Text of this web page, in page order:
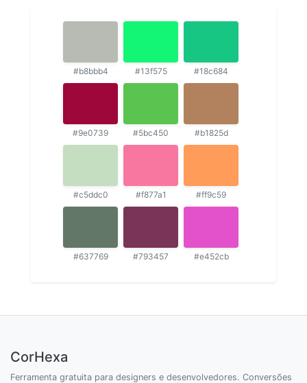
#b8bbb4 #13f575 #18c684
#9e0739 #5bc450 #b1825d
#c5ddc0 #f877a1 #ff9c59
#637769 #793457 #e452cb
CorHexa
Ferramenta gratuita para designers e desenvolvedores. Conversões